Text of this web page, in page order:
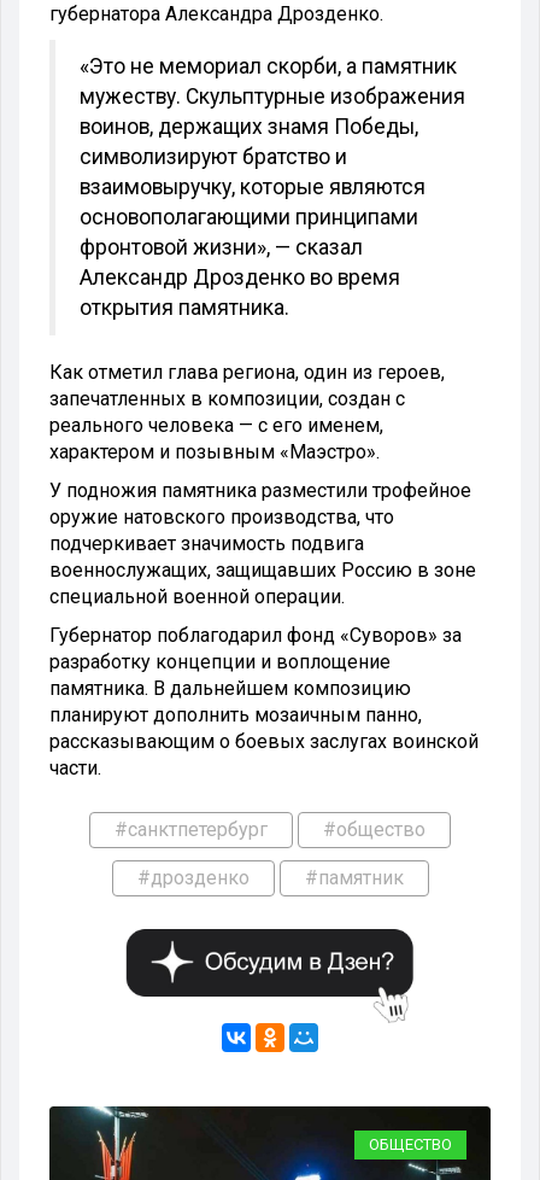
губернатора Александра Дрозденко.
«Это не мемориал скорби, а памятник
мужеству. Скульптурные изображения
воинов, держащих знамя Победы,
символизируют братство и
взаимовыручку, которые являются
основополагающими принципами
фронтовой жизни», — сказал
Александр Дрозденко во время
открытия памятника.
Как отметил глава региона, один из героев,
запечатленных в композиции, создан с
реального человека — с его именем,
характером и позывным «Маэстро».
У подножия памятника разместили трофейное
оружие натовского производства, что
подчеркивает значимость подвига
военнослужащих, защищавших Россию в зоне
специальной военной операции.
Губернатор поблагодарил фонд «Суворов» за
разработку концепции и воплощение
памятника. В дальнейшем композицию
планируют дополнить мозаичным панно,
рассказывающим о боевых заслугах воинской
части.
#санктпетербург #общество
#дрозденко #памятник
ОБЩЕСТВО